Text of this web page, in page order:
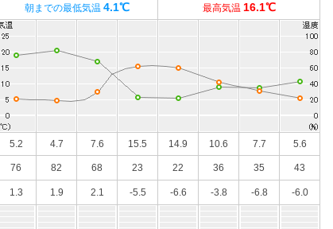
朝までの最低気温 4.1℃ 最高気温 16.1℃
5.2 4.7 7.6 15.5 14.9 10.6 7.7 5.6
76 82 68 23 22 36 35 43
1.3 1.9 2.1 -5.5 -6.6 -3.8 -6.8 -6.0